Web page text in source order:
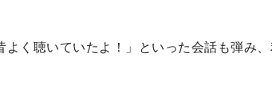
よく聴いていたよ！」といった会話も弾み